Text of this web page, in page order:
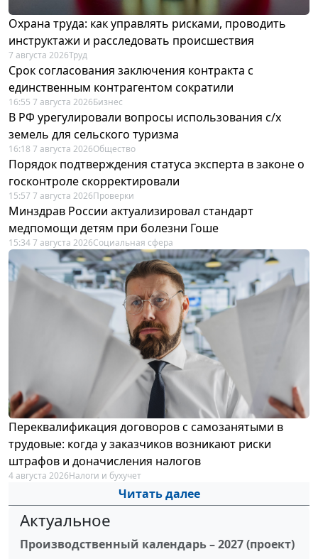
Охрана труда: как управлять рисками, проводить
инструктажи и расследовать происшествия
7 августа 2026Труд
Срок согласования заключения контракта с
единственным контрагентом сократили
16:55 7 августа 2026Бизнес
В РФ урегулировали вопросы использования с/х
земель для сельского туризма
16:18 7 августа 2026Общество
Порядок подтверждения статуса эксперта в законе о
госконтроле скорректировали
15:57 7 августа 2026Проверки
Минздрав России актуализировал стандарт
медпомощи детям при болезни Гоше
15:34 7 августа 2026Социальная сфера
Переквалификация договоров с самозанятыми в
трудовые: когда у заказчиков возникают риски
штрафов и доначисления налогов
4 августа 2026Налоги и бухучет
Читать далее
Актуальное
Производственный календарь – 2027 (проект)